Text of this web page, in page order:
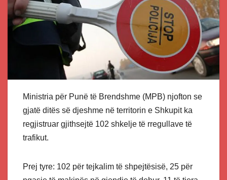
Ministria për Punë të Brendshme (MPB) njofton se
gjatë ditës së djeshme në territorin e Shkupit ka
regjistruar gjithsejtë 102 shkelje të rregullave të
trafikut.
Prej tyre: 102 për tejkalim të shpejtësisë, 25 për